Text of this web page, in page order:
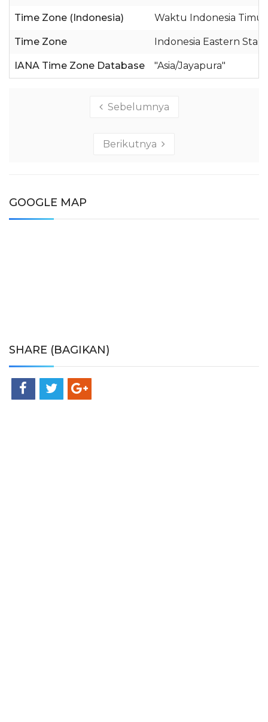
Time Zone (Indonesia) Waktu Indonesia
Time Zone Indonesia Eastern
IANA Time Zone Database "Asia/Jayapura"
Sebelumnya
Berikutnya
GOOGLE MAP
SHARE (BAGIKAN)